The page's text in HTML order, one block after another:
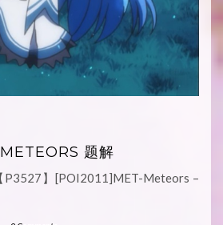
题解
】[POI2011]MET-Meteors –